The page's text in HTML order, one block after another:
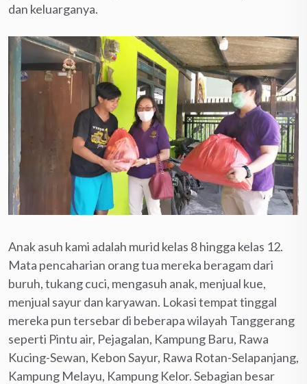
dan keluarganya.
Anak asuh kami adalah murid kelas 8 hingga kelas 12.
Mata pencaharian orang tua mereka beragam dari
buruh, tukang cuci, mengasuh anak, menjual kue,
menjual sayur dan karyawan. Lokasi tempat tinggal
mereka pun tersebar di beberapa wilayah Tanggerang
seperti Pintu air, Pejagalan, Kampung Baru, Rawa
Kucing-Sewan, Kebon Sayur, Rawa Rotan-Selapanjang,
Kampung Melayu, Kampung Kelor. Sebagian besar